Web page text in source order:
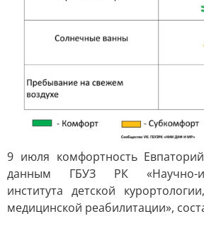
9 июля комфортность
данным ГБУЗ РК «Научно-
института детской
медицинской реабилитации»,